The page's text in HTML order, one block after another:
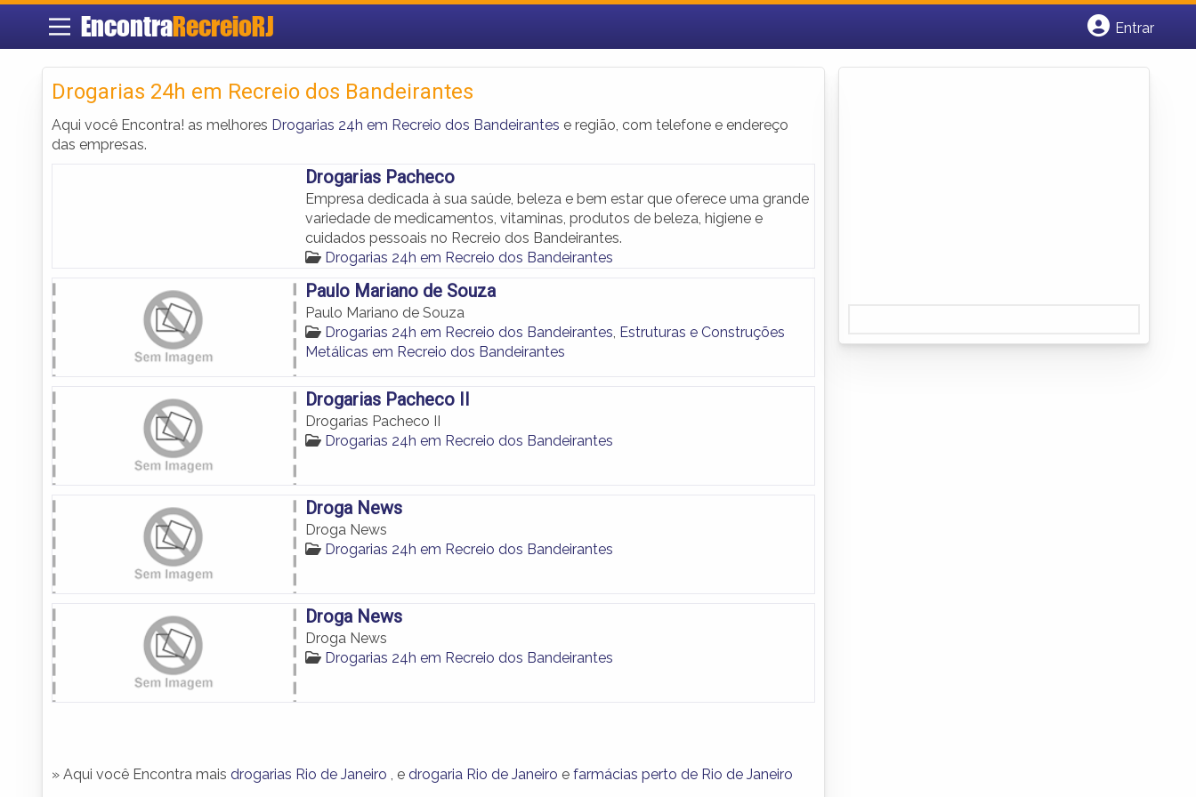
EncontraRecreioRJ
Entrar
Drogarias 24h em Recreio dos Bandeirantes
Aqui você Encontra! as melhores Drogarias 24h em Recreio dos Bandeirantes e região, com telefone e endereço
das empresas.
Drogarias Pacheco
Empresa dedicada à sua saúde, beleza e bem estar que oferece uma grande
variedade de medicamentos, vitaminas, produtos de beleza, higiene e
cuidados pessoais no Recreio dos Bandeirantes.
Drogarias 24h em Recreio dos Bandeirantes
Paulo Mariano de Souza
Paulo Mariano de Souza
Drogarias 24h em Recreio dos Bandeirantes Estruturas e Construções
Metálicas em Recreio dos Bandeirantes
Drogarias Pacheco II
Drogarias Pacheco II
Drogarias 24h em Recreio dos Bandeirantes
Droga News
Droga News
Drogarias 24h em Recreio dos Bandeirantes
Droga News
Droga News
Drogarias 24h em Recreio dos Bandeirantes
» Aqui você Encontra mais drogarias Rio de Janeiro , e drogaria Rio de Janeiro e farmácias perto de Rio de Janeiro